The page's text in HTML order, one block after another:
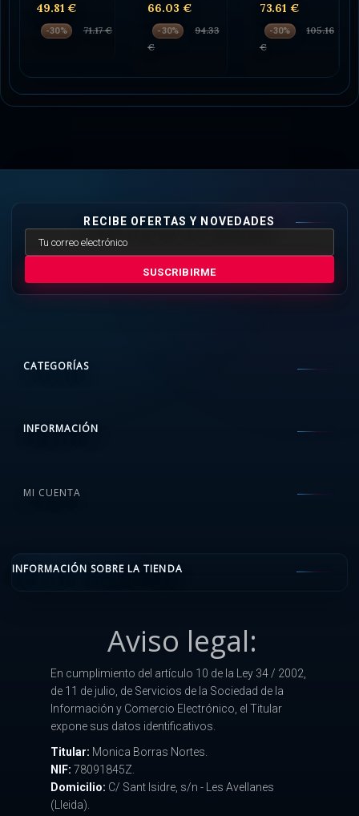
49.81 €
-30% 71.17 €
66.03 €
-30%
94.33
€
73.61 €
-30%
105.16
€
RECIBE OFERTAS Y NOVEDADES
SUSCRIBIRME
CATEGORÍAS
INFORMACIÓN
MI CUENTA
INFORMACIÓN SOBRE LA TIENDA
Aviso legal:
En cumplimiento del artículo 10 de la Ley 34 / 2002,
de 11 de julio, de Servicios de la Sociedad de la
Información y Comercio Electrónico, el Titular
expone sus datos identificativos.
Titular: Monica Borras Nortes.
NIF: 78091845Z.
Domicilio: C/ Sant Isidre, s/n - Les Avellanes
(Lleida).